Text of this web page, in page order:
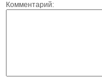
Комментарий: